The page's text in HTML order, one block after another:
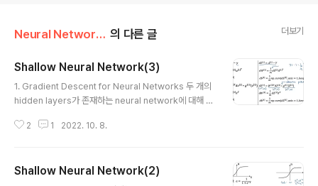
Neural Networks and Deep Learning/3주차 의 다른 글 더보기
Shallow Neural Network(3)
1. Gradient Descent for Neural Networks 두 개의
hidden layers가 존재하는 neural network에 대해 gr
w2, b2. 이를 cost function의 매개변수로 넣고 이 값들
로 편미분하여 구한 미분계수를 빼는 방식으로 진행한다.
2 1 2022. 10. 8.
Shallow Neural Network(2)